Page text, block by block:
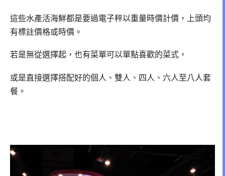
這些水產活海鮮都是要過電子秤以重量時價計價，上頭均
有標註價格或時價。
若是無從選擇起，也有菜單可以單點喜歡的菜式，
或是直接選擇搭配好的個人、雙人、四人、六人至八人套
餐。